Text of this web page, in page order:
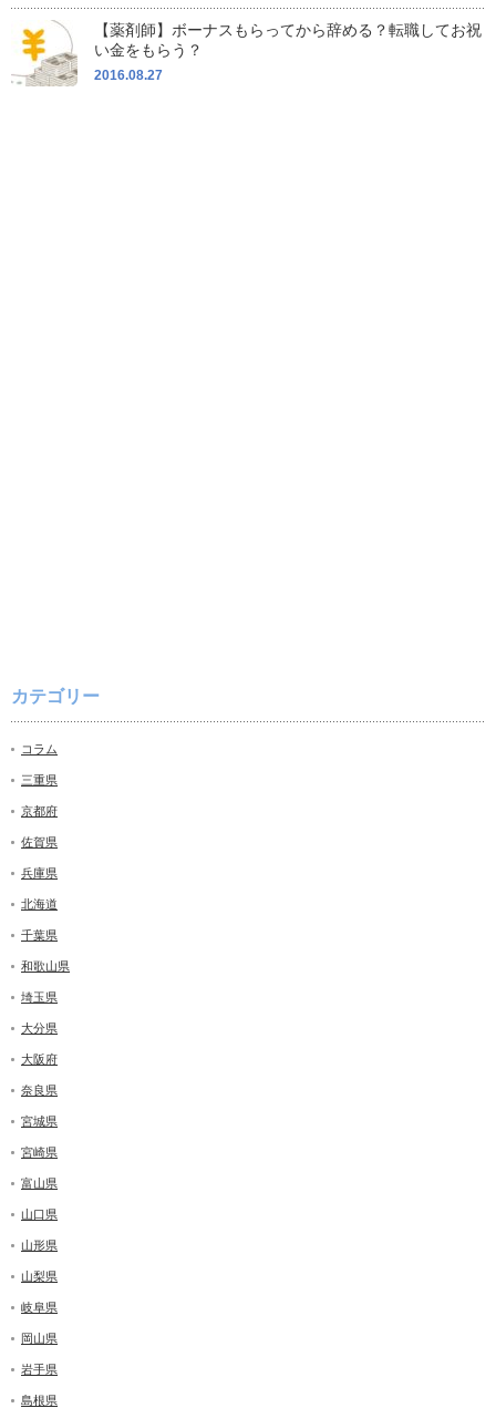
【薬剤師】ボーナスもらってから辞める？転職してお祝
い金をもらう？
2016.08.27
カテゴリー
コラム
三重県
京都府
佐賀県
兵庫県
北海道
千葉県
和歌山県
埼玉県
大分県
大阪府
奈良県
宮城県
宮崎県
富山県
山口県
山形県
山梨県
岐阜県
岡山県
岩手県
島根県